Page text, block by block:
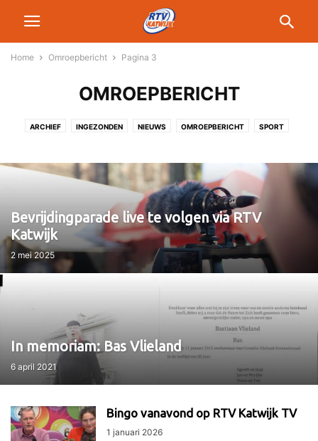
Home Omroepbericht Pagina 3
OMROEPBERICHT
ARCHIEF INGEZONDEN NIEUWS OMROEPBERICHT SPORT
Bevrijdingparade live te volgen via RTV
Katwijk
2 mei 2025
In memoriam: Bas Vlieland
6 april 2021
Bingo vanavond op RTV Katwijk TV
1 januari 2026